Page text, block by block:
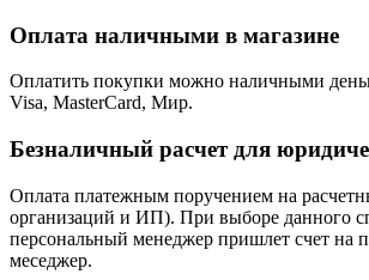
Оплата наличными в магазине
Оплатить покупки можно наличными
Visa, MasterCard, Мир.
Безналичный расчет для
Оплата платежным поручением на
организаций и ИП). При выборе данного
персональный менеджер пришлет счет на
меседжер.